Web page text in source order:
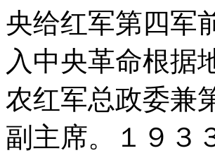
央给红军第四军
入中央革命根据
农红军总政委兼
副主席。１９３